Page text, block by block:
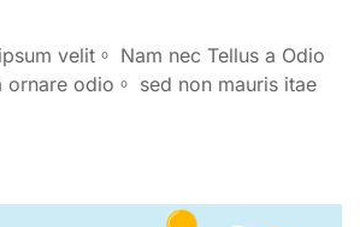
velit。 Nam nec Tellus a Odio
odio。 sed non mauris itae